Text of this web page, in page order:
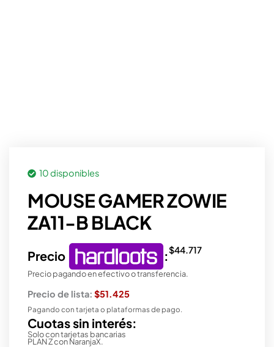
10 disponibles
MOUSE GAMER ZOWIE
ZA11-B BLACK
Precio :$44.717
Precio pagando en efectivo o transferencia.
Precio de lista: $51.425
Pagando con tarjeta o plataformas de pago.
Cuotas sin interés:
Solo con tarjetas bancarias
PLAN Z con NaranjaX.